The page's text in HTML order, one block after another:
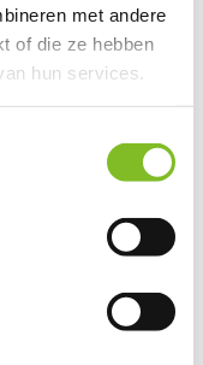
met andere
of die ze hebben
hun services.
variants:
Whirl